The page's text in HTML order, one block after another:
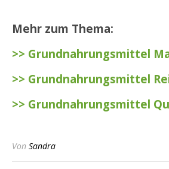
Mehr zum Thema:
>> Grundnahrungsmittel
>> Grundnahrungsmittel
>> Grundnahrungsmittel
Von Sandra